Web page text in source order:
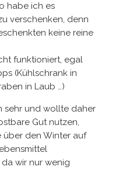
habe ich es
verschenken, denn
keine reine
funktioniert, egal
(Kühlschrank in
in Laub …)
sehr und wollte daher
Gut nutzen,
über den Winter auf
wir nur wenig